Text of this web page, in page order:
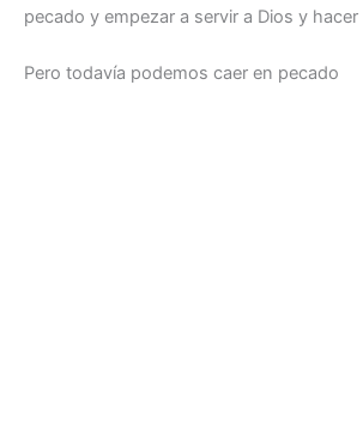
pecado y empezar a servir a Dios y
Pero todavía podemos caer en pecado